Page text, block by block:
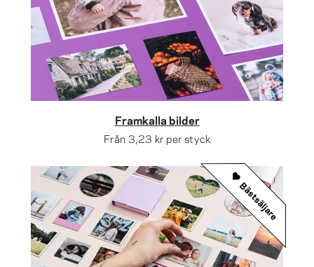
Framkalla bilder
Från 3,23 kr per styck
Bästsäljare